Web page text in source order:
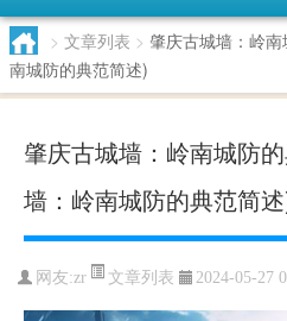
> 文章列表 > 肇庆古城墙：岭
南城防的典范简述)
肇庆古城墙：岭南城防
墙：岭南城防的典范简
网友:zr 文章列表 2024-05-27